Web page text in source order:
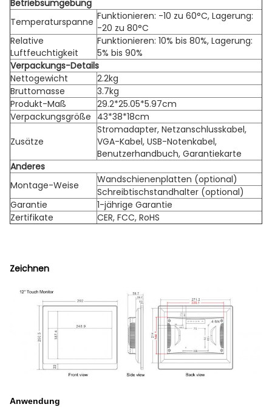
Betriebsumgebung
Temperaturspanne Funktionieren: -10 zu 60°C, Lagerung:
-20 zu 80°C
Relative
Luftfeuchtigkeit
Funktionieren: 10% bis 80%, Lagerung:
5% bis 90%
Verpackungs-Details
Nettogewicht
2.2kg
Bruttomasse
3.7kg
Produkt-Maß
29.2*25.05*5.97cm
Verpackungsgröße 43*38*18cm
Zusätze
Stromadapter, Netzanschlusskabel,
VGA-Kabel, USB-Notenkabel,
Benutzerhandbuch, Garantiekarte
Anderes
Montage-Weise
Wandschienenplatten (optional)
Schreibtischstandhalter (optional)
Garantie
1-jährige Garantie
Zertifikate
CER, FCC, RoHS
Zeichnen
Anwendung